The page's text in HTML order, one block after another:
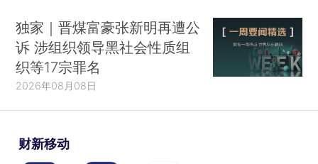
独家｜晋煤富豪张新明再遭公
诉 涉组织领导黑社会性质组
织等17宗罪名
2026年08月08日
财新移动